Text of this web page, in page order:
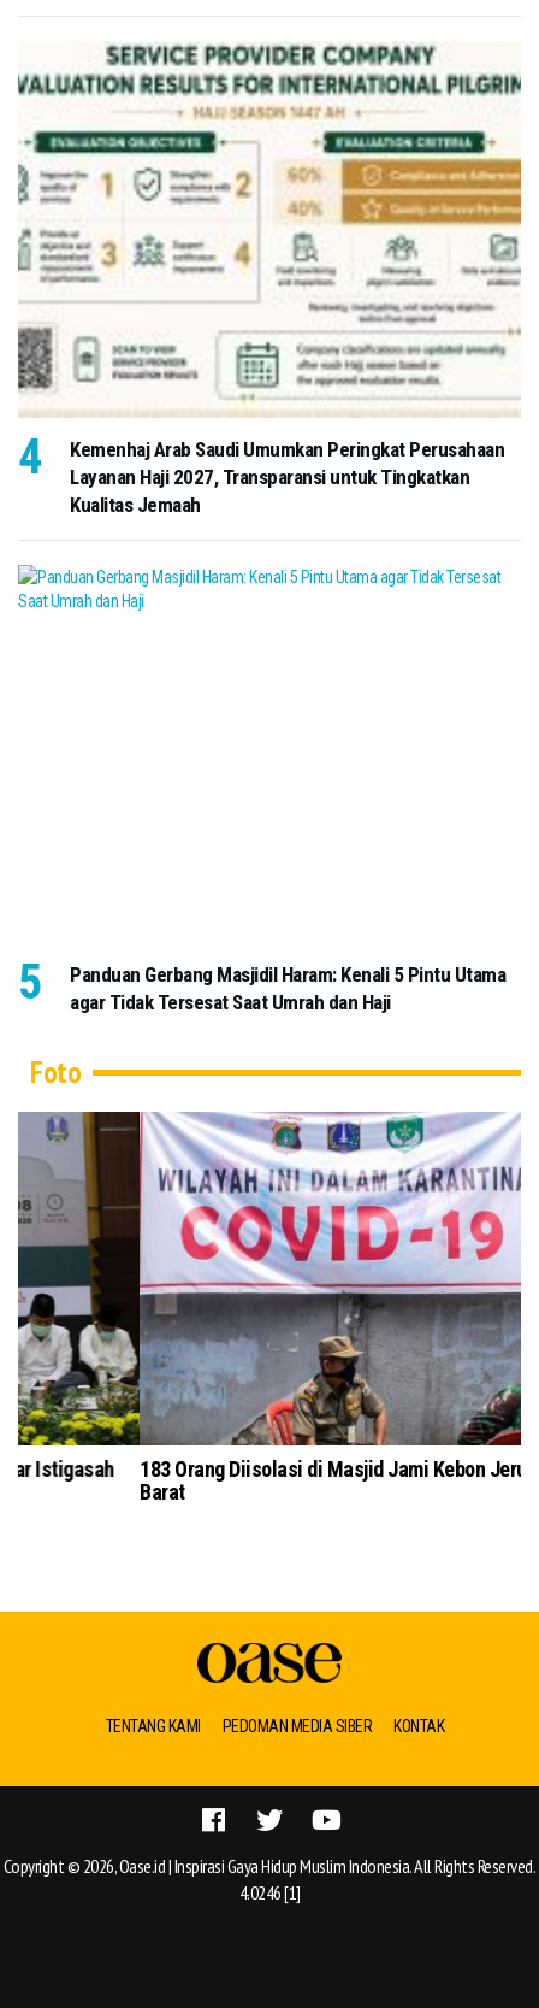
Kemenhaj Arab Saudi Umumkan Peringkat Perusahaan
Layanan Haji 2027, Transparansi untuk Tingkatkan
Kualitas Jemaah
Panduan Gerbang Masjidil Haram: Kenali 5 Pintu Utama
agar Tidak Tersesat Saat Umrah dan Haji
Foto
183 Orang Diisolasi di Masjid Jami Kebon Jeruk Jakarta
TENTANG KAMI PEDOMAN MEDIA SIBER KONTAK
Copyright © 2026, Oase.id | Inspirasi Gaya Hidup Muslim Indonesia. All Rights Reserved.
4.0246 [1]